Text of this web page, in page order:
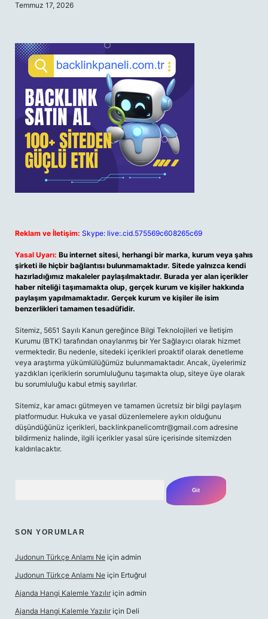
Temmuz 17, 2026
Reklam ve İletişim: Skype: live:.cid.575569c608265c69
Yasal Uyarı: Bu internet sitesi, herhangi bir marka, kurum veya şahıs
şirketi ile hiçbir bağlantısı bulunmamaktadır. Sitede yalnızca kendi
hazırladığımız makaleler paylaşılmaktadır. Burada yer alan içerikler
haber niteliği taşımamakta olup, gerçek kurum ve kişiler hakkında
paylaşım yapılmamaktadır. Gerçek kurum ve kişiler ile isim
benzerlikleri tamamen tesadüfidir.
Sitemiz, 5651 Sayılı Kanun gereğince Bilgi Teknolojileri ve İletişim
Kurumu (BTK) tarafından onaylanmış bir Yer Sağlayıcı olarak hizmet
vermektedir. Bu nedenle, sitedeki içerikleri proaktif olarak denetleme
veya araştırma yükümlülüğümüz bulunmamaktadır. Ancak, üyelerimiz
yazdıkları içeriklerin sorumluluğunu taşımakta olup, siteye üye olarak
bu sorumluluğu kabul etmiş sayılırlar.
Sitemiz, kar amacı gütmeyen ve tamamen ücretsiz bir bilgi paylaşım
platformudur. Hukuka ve yasal düzenlemelere aykırı olduğunu
düşündüğünüz içerikleri, backlinkpanelicomtr@gmail.com adresine
bildirmeniz halinde, ilgili içerikler yasal süre içerisinde sitemizden
kaldırılacaktır.
SON YORUMLAR
Judonun Türkçe Anlamı Ne için admin
Judonun Türkçe Anlamı Ne için Ertuğrul
Ajanda Hangi Kalemle Yazılır için admin
Ajanda Hangi Kalemle Yazılır için Deli